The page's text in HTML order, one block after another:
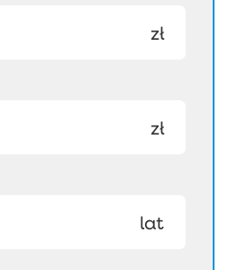
zł
zł
lat